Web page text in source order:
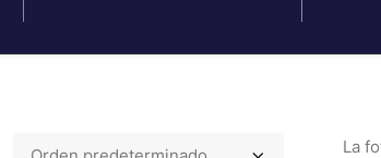
La